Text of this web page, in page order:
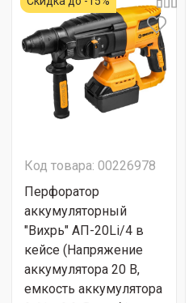
Код товара: 00226978
Перфоратор
аккумуляторный
"Вихрь" АП-20Li/4 в
кейсе (Напряжение
аккумулятора 20 В,
емкость аккумулятора